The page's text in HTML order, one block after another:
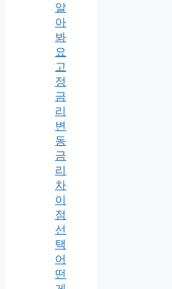
알
아
봐
요
고
정
금
리
변
동
금
리
차
이
점
선
택
어
떤